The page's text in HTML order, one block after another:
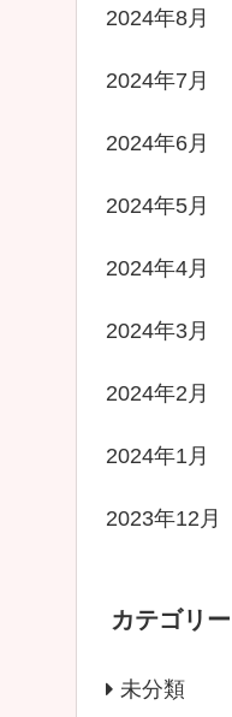
2024年8月
2024年7月
2024年6月
2024年5月
2024年4月
2024年3月
2024年2月
2024年1月
2023年12月
カテゴリー
未分類